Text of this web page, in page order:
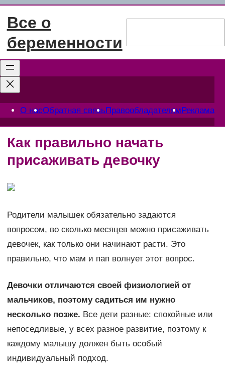
Перейти
содержимому
Все о
беременности
О насОбратная связьПравообладателямРеклама
Как правильно начать
присаживать девочку
Родители малышек обязательно задаются
вопросом, во сколько месяцев можно присаживать
девочек, как только они начинают расти. Это
правильно, что мам и пап волнует этот вопрос.
Девочки отличаются своей физиологией от
мальчиков, поэтому садиться им нужно
несколько позже. Все дети разные: спокойные или
непоседливые, у всех разное развитие, поэтому к
каждому малышу должен быть особый
индивидуальный подход.